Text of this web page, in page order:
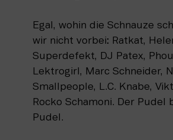
Egal, wohin die Schnauze
wir nicht vorbei: Ratkat,
Superdefekt, DJ Patex,
Lektrogirl, Marc Schneider,
Smallpeople, L.C. Knabe,
Rocko Schamoni. Der
Pudel.